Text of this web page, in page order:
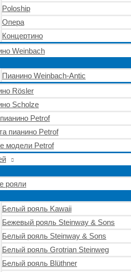
Poloship
Опера
Концертино
Weinbach
Пианино Weinbach-Antic
Rösler
Scholze
Petrof
пианино Petrof
модели Petrof
рояли
Белый рояль Kawaii
Бежевый рояль Steinway & Sons
Белый рояль Steinway & Sons
Белый рояль Grotrian Steinweg
Белый рояль Blüthner